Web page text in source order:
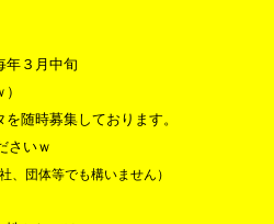
年３月中旬
随時募集しております。
さいｗ
、団体等でも構いません）